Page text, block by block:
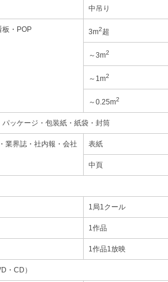
中吊り
板・POP 3m2超
～3m2
～1m2
～0.25m2
ッケージ・包装紙・紙袋・封筒
業界誌・社内報・会社
表紙
中頁
1局1クール
1作品
1作品1放映
・CD）